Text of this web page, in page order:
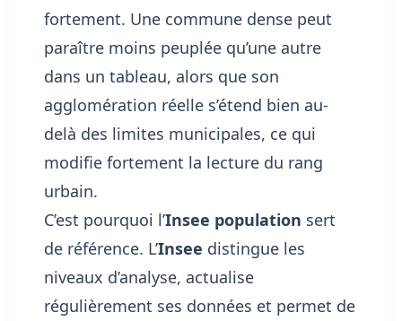
fortement. Une commune dense peut
paraître moins peuplée qu’une autre
dans un tableau, alors que son
agglomération réelle s’étend bien au-
delà des limites municipales, ce qui
modifie fortement la lecture du rang
urbain.
C’est pourquoi l’Insee population sert
de référence. L’Insee distingue les
niveaux d’analyse, actualise
régulièrement ses données et permet de